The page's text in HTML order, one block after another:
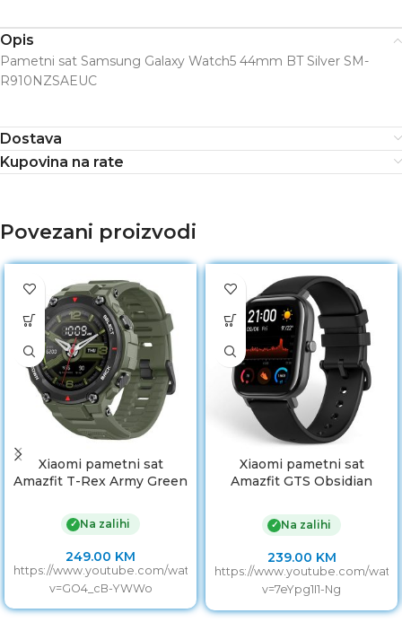
Opis
Pametni sat Samsung Galaxy Watch5 44mm BT Silver SM-
R910NZSAEUC
Dostava
Kupovina na rate
Povezani proizvodi
Xiaomi pametni sat
Amazfit T-Rex Army Green
✓ Na zalihi
249.00 KM
https://www.youtube.com/watch?
v=GO4_cB-YWWo
Xiaomi pametni sat
Amazfit GTS Obsidian
✓ Na zalihi
239.00 KM
https://www.youtube.com/
v=7eYpg1I1-Ng